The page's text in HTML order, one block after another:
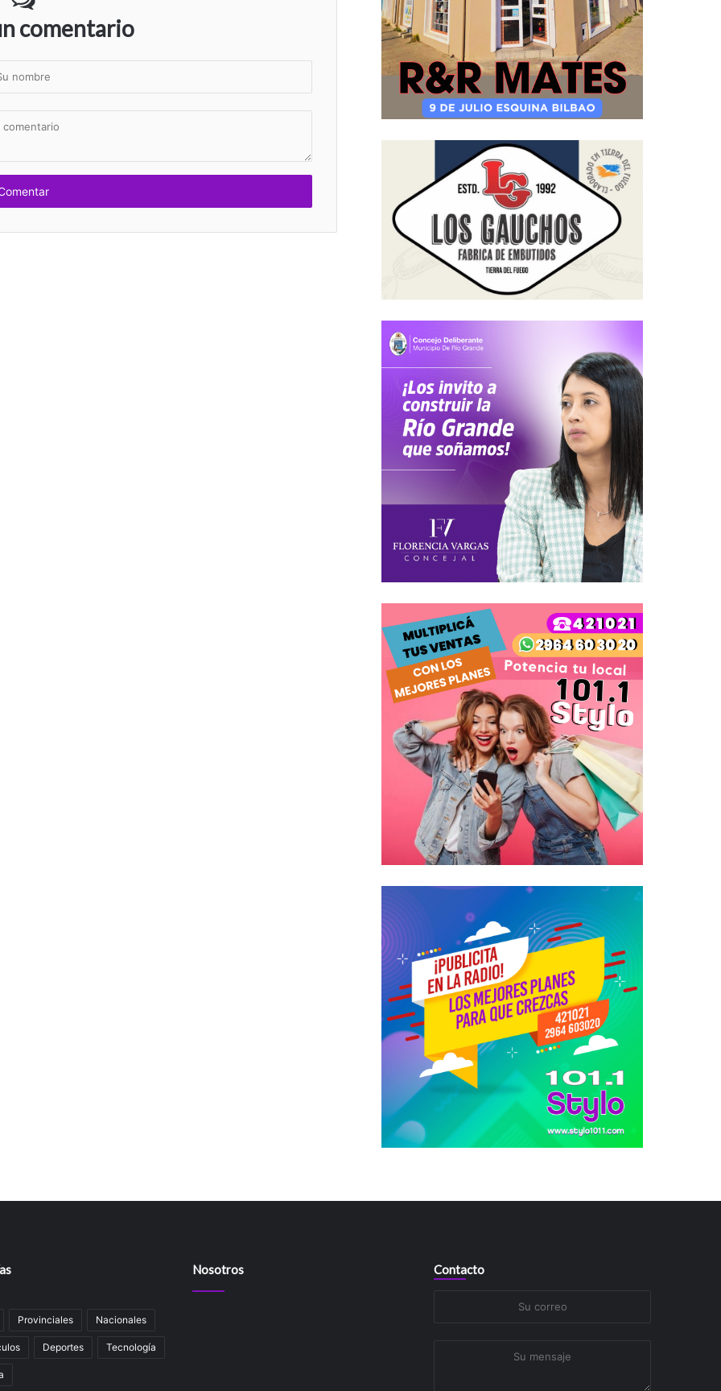
comentario
Provinciales Nacionales
Deportes Tecnología
Nosotros Contacto